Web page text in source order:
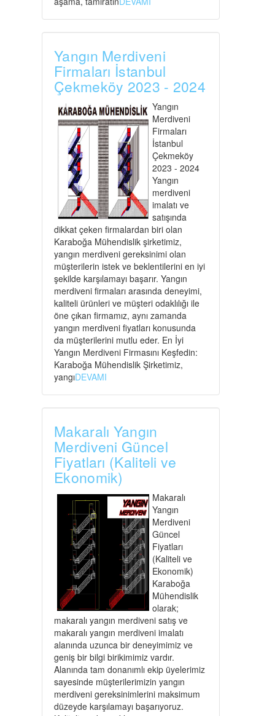
Yangın Merdiveni
Firmaları İstanbul
Çekmeköy 2023 - 2024
Yangın
Merdiveni
Firmaları
İstanbul
Çekmeköy
2023 - 2024
Yangın
merdiveni
imalatı ve
satışında
dikkat çeken firmalardan biri olan
Karaboğa Mühendislik şirketimiz,
yangın merdiveni gereksinimi olan
müşterilerin istek ve beklentilerini en iyi
şekilde karşılamayı başarır. Yangın
merdiveni firmaları arasında deneyimi,
kaliteli ürünleri ve müşteri odaklılığı ile
öne çıkan firmamız, aynı zamanda
yangın merdiveni fiyatları konusunda
da müşterilerini mutlu eder. En İyi
Yangın Merdiveni Firmasını Keşfedin:
Karaboğa Mühendislik Şirketimiz,
yangıDEVAMI
Makaralı Yangın
Merdiveni Güncel
Fiyatları (Kaliteli ve
Ekonomik)
Makaralı
Yangın
Merdiveni
Güncel
Fiyatları
(Kaliteli ve
Ekonomik)
Karaboğa
Mühendislik
olarak;
makaralı yangın merdiveni satış ve
makaralı yangın merdiveni imalatı
alanında uzunca bir deneyimimiz ve
geniş bir bilgi birikimimiz vardır.
Alanında tam donanımlı ekip üyelerimiz
sayesinde müşterilerimizin yangın
merdiveni gereksinimlerini maksimum
düzeyde karşılamayı başarıyoruz.